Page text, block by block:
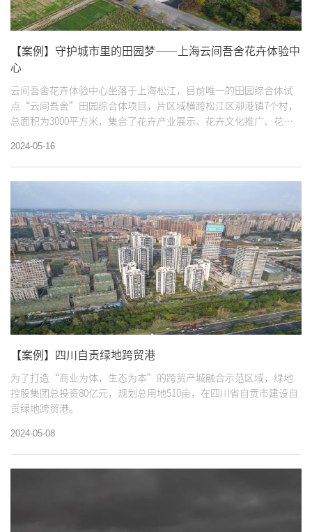
【案例】守护城市里的田园梦——上海云间吾舍花卉体验中
心
云间吾舍花卉体验中心坐落于上海松江，目前唯一的田园综合体试
点“云间吾舍”田园综合体项目，片区域横跨松江区泖港镇7个村，
总面积为3000平方米，集合了花卉产业展示、花卉文化推广、花卉
植物拓印、艺术插花等互动体验。
2024-05-16
【案例】四川自贡绿地跨贸港
为了打造“商业为体，生态为本”的跨贸产城融合示范区域，绿地
控股集团总投资80亿元，规划总用地510亩，在四川省自贡市建设自
贡绿地跨贸港。
2024-05-08